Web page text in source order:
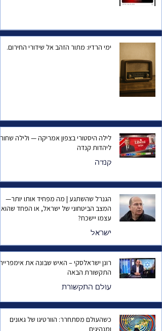
ימי הרדיו: מתור הזהב אל שידורי החירום.
לילה היסטורי בצפון אמריקה — ולילה שחור
ליהדות קנדה
קנדה
הגנרל שהשתגע | מה מפחיד אותו יותר—
המצב הביטחוני של ישראל, או הפחד שהוא
עצמו יישכח?
ישראל
רונן ישראלסקי – האיש שבונה את
התקשורת הבאה
עולם התקשורת
כשהעולם מסתחרר: הוורטיגו של גאונים
ומנהיגים